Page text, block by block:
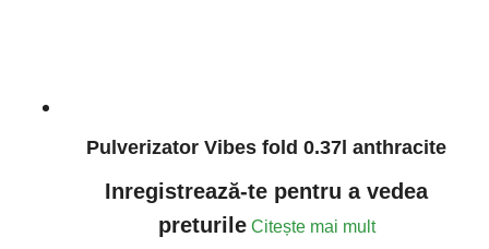
Pulverizator Vibes fold 0.37l anthracite
Inregistrează-te pentru a vedea
preturile Citește mai mult